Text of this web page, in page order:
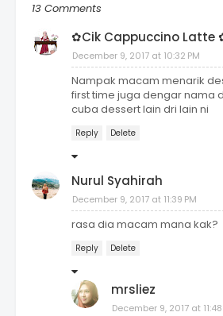
13 Comments
✿Cik Cappuccino Latte
December 9, 2017 at 10:32 PM
Nampak macam menarik
first time juga dengar nama
cuba dessert lain dri lain ni
Reply Delete
Nurul Syahirah
December 9, 2017 at 11:39 PM
rasa dia macam mana kak?
Reply Delete
mrsliez
December 9, 2017 at 11:48